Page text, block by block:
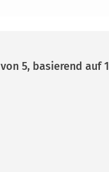
von 5, basierend auf1